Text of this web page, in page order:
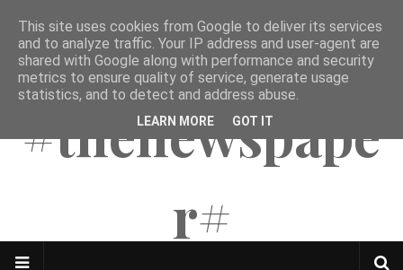
The Mates
#thenewspape
r#
This site uses cookies from Google to deliver its services
and to analyze traffic. Your IP address and user-agent are
shared with Google along with performance and security
metrics to ensure quality of service, generate usage
statistics, and to detect and address abuse.
LEARN MORE GOT IT